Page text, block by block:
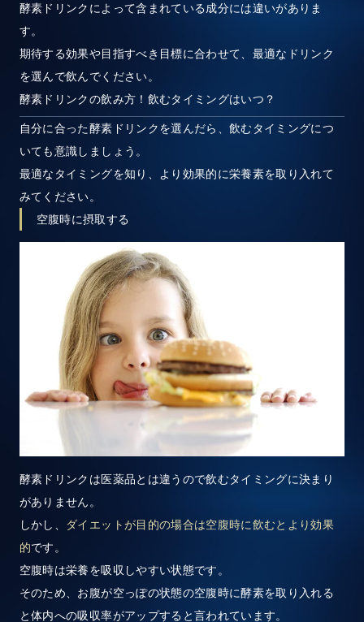
酵素ドリンクによって含まれている成分には違いがありま
す。
期待する効果や目指すべき目標に合わせて、最適なドリンク
を選んで飲んでください。
酵素ドリンクの飲み方！飲むタイミングはいつ？
自分に合った酵素ドリンクを選んだら、飲むタイミングにつ
いても意識しましょう。
最適なタイミングを知り、より効果的に栄養素を取り入れて
みてください。
空腹時に摂取する
酵素ドリンクは医薬品とは違うので飲むタイミングに決まり
がありません。
しかし、
ダイエットが目的の場合は空腹時に飲むとより効果
的です。
空腹時は栄養を吸収しやすい状態です。
そのため、お腹が空っぽの状態の空腹時に酵素を取り入れる
と体内への吸収率がアップすると言われています。